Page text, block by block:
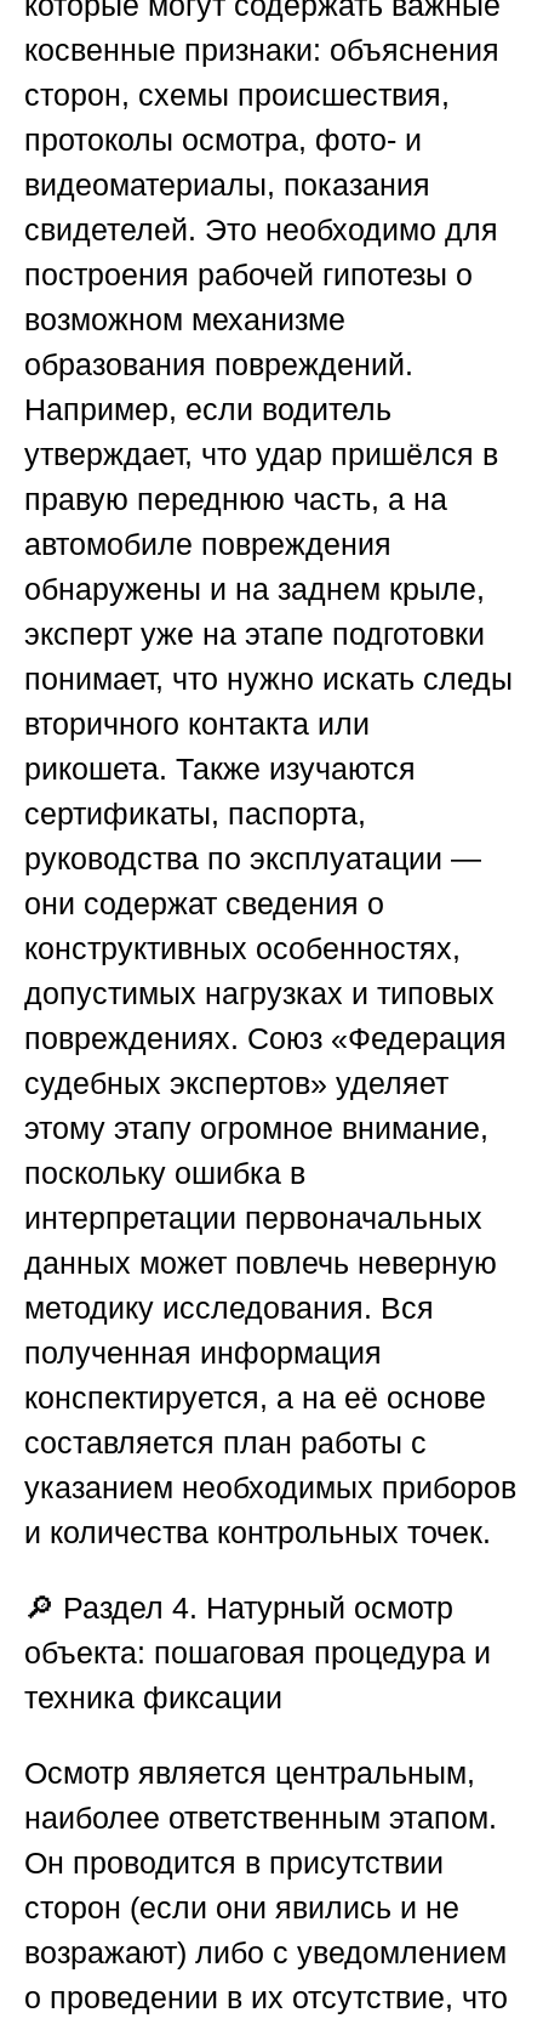
косвенные признаки: объяснения
сторон, схемы происшествия,
протоколы осмотра, фото- и
видеоматериалы, показания
свидетелей. Это необходимо для
построения рабочей гипотезы о
возможном механизме
образования повреждений.
Например, если водитель
утверждает, что удар пришёлся в
правую переднюю часть, а на
автомобиле повреждения
обнаружены и на заднем крыле,
эксперт уже на этапе подготовки
понимает, что нужно искать следы
вторичного контакта или
рикошета. Также изучаются
сертификаты, паспорта,
руководства по эксплуатации —
они содержат сведения о
конструктивных особенностях,
допустимых нагрузках и типовых
повреждениях. Союз «Федерация
судебных экспертов» уделяет
этому этапу огромное внимание,
поскольку ошибка в
интерпретации первоначальных
данных может повлечь неверную
методику исследования. Вся
полученная информация
конспектируется, а на её основе
составляется план работы с
указанием необходимых приборов
и количества контрольных точек.
🔎 Раздел 4. Натурный осмотр
объекта: пошаговая процедура и
техника фиксации
Осмотр является центральным,
наиболее ответственным этапом.
Он проводится в присутствии
сторон (если они явились и не
возражают) либо с уведомлением
о проведении в их отсутствие, что